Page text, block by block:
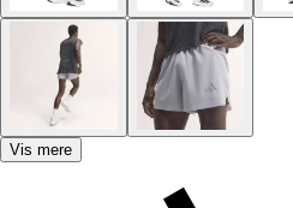
Vis mere